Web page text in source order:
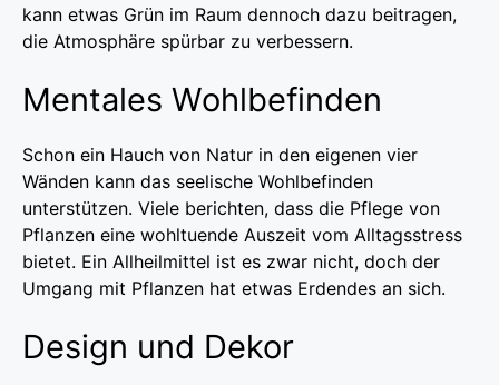
kann etwas Grün im Raum dennoch dazu beitragen,
die Atmosphäre spürbar zu verbessern.
Mentales Wohlbefinden
Schon ein Hauch von Natur in den eigenen vier
Wänden kann das seelische Wohlbefinden
unterstützen. Viele berichten, dass die Pflege von
Pflanzen eine wohltuende Auszeit vom Alltagsstress
bietet. Ein Allheilmittel ist es zwar nicht, doch der
Umgang mit Pflanzen hat etwas Erdendes an sich.
Design und Dekor